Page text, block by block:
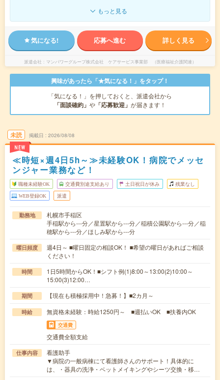
もっと見る
気になる! 応募へ進む 詳しく見る
派遣会社 マンパワーグループ株式会社 ケアサービス事業部 （医療福祉介護関連）
興味があったら「★気になる！」をタップ！
「気になる！」を押しておくと、派遣会社から
「面談確約」 や 「応募歓迎」 が届きます！
未読
NEW
掲載日 2026/08/08
≪時短×週4日5h～≫未経験OK！病院でメッセ
ンジャー業務など！
職種未経験OK 交通費別途支給あり 土日祝日が休み 残業なし
WEB登録OK 派遣
勤務地
札幌市手稲区
手稲駅から---分／星置駅から---分／稲積公園駅から---分／稲
穂駅から---分／ほしみ駅から---分
曜日頻度
週4日～ ■曜日固定の相談OK！ ■希望の曜日があればご相談
ください！
時間
1日5時間からOK！■シフト例(1)8:00～13:00(2)10:00～
15:00(3)12:00…
期間 【現在も積極採用中！急募！】■2カ月～
時給 無資格未経験：時給1250円～ ■週払いOK ■扶養内OK
交通費
交通費全額支給
仕事内容
看護助手
▼病院の一般病棟にて看護師さんのサポート！具体的に
は、・器具の洗浄・ベットメイキングやシーツ交換・移…